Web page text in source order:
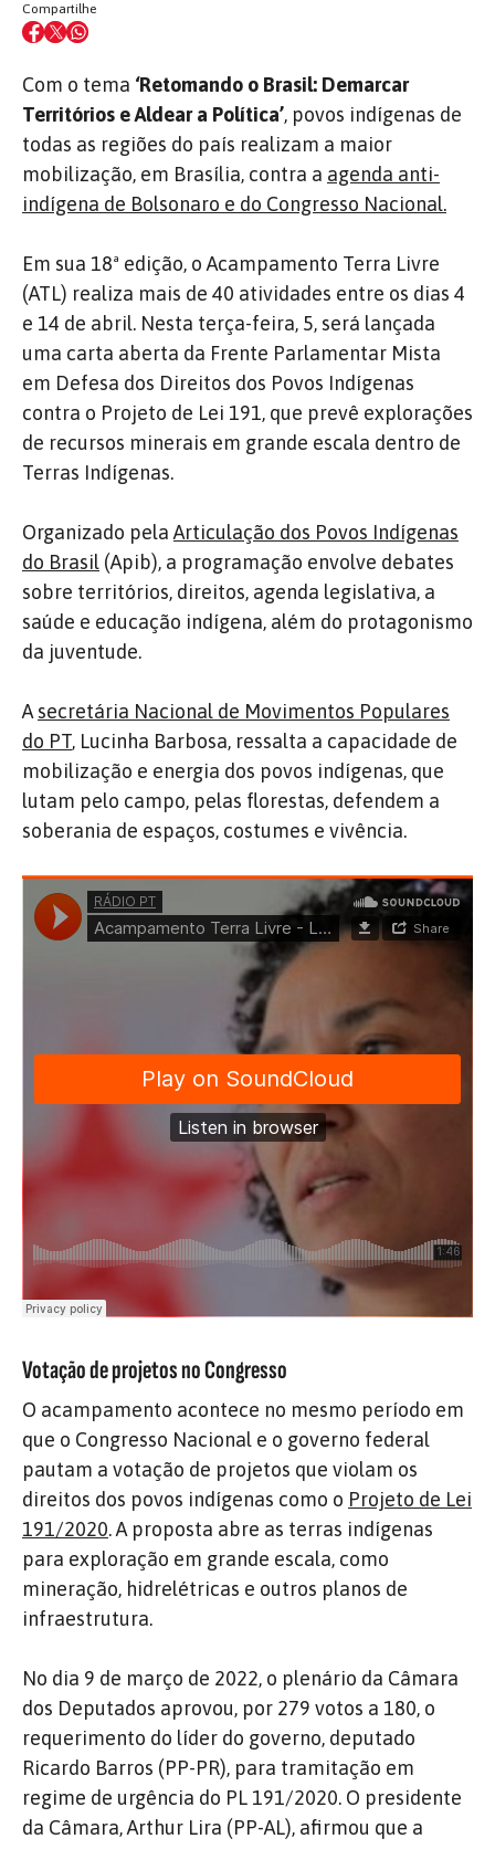
Compartilhe
Com o tema ‘Retomando o Brasil: Demarcar
Territórios e Aldear a Política’, povos indígenas de
todas as regiões do país realizam a maior
mobilização, em Brasília, contra a agenda anti-
indígena de Bolsonaro e do Congresso Nacional.
Em sua 18ª edição, o Acampamento Terra Livre
(ATL) realiza mais de 40 atividades entre os dias 4
e 14 de abril. Nesta terça-feira, 5, será lançada
uma carta aberta da Frente Parlamentar Mista
em Defesa dos Direitos dos Povos Indígenas
contra o Projeto de Lei 191, que prevê explorações
de recursos minerais em grande escala dentro de
Terras Indígenas.
Organizado pela Articulação dos Povos Indígenas
do Brasil (Apib), a programação envolve debates
sobre territórios, direitos, agenda legislativa, a
saúde e educação indígena, além do protagonismo
da juventude.
A secretária Nacional de Movimentos Populares
do PT, Lucinha Barbosa, ressalta a capacidade de
mobilização e energia dos povos indígenas, que
lutam pelo campo, pelas florestas, defendem a
soberania de espaços, costumes e vivência.
Votação de projetos no Congresso
O acampamento acontece no mesmo período em
que o Congresso Nacional e o governo federal
pautam a votação de projetos que violam os
direitos dos povos indígenas como o Projeto de Lei
191/2020. A proposta abre as terras indígenas
para exploração em grande escala, como
mineração, hidrelétricas e outros planos de
infraestrutura.
No dia 9 de março de 2022, o plenário da Câmara
dos Deputados aprovou, por 279 votos a 180, o
requerimento do líder do governo, deputado
Ricardo Barros (PP-PR), para tramitação em
regime de urgência do PL 191/2020. O presidente
da Câmara, Arthur Lira (PP-AL), afirmou que a